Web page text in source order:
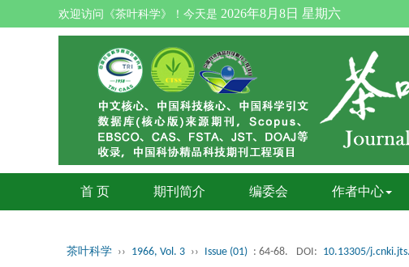
欢迎访问《茶叶科学》！今天是 2026年8月8日 星期六
首 页 期刊简介 编委会 作者中心
茶叶科学 ›› 1966, Vol. 3 ›› Issue (01) : 64-68. DOI: 10.13305/